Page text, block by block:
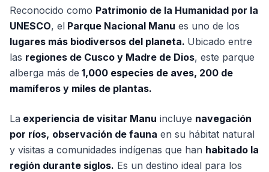
Reconocido como Patrimonio de la Humanidad por la
UNESCO, el Parque Nacional Manu es uno de los
lugares más biodiversos del planeta. Ubicado entre
las regiones de Cusco y Madre de Dios, este parque
alberga más de 1,000 especies de aves, 200 de
mamíferos y miles de plantas.
La experiencia de visitar Manu incluye navegación
por ríos, observación de fauna en su hábitat natural
y visitas a comunidades indígenas que han habitado la
región durante siglos. Es un destino ideal para los